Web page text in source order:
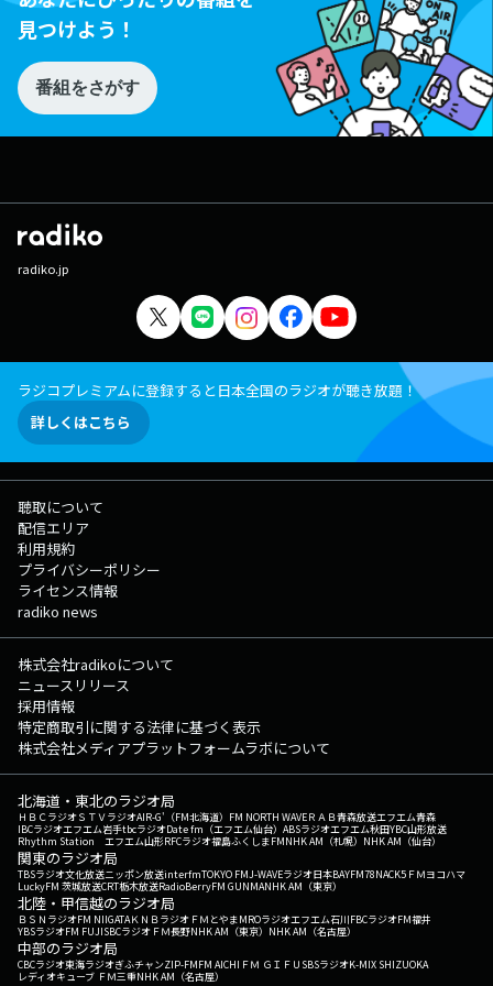
見つけよう！
番組をさがす
radiko.jp
ラジコプレミアムに登録すると日本全国のラジオが聴き放題！
詳しくはこちら
聴取について
配信エリア
利用規約
プライバシーポリシー
ライセンス情報
radiko news
株式会社radikoについて
ニュースリリース
採用情報
特定商取引に関する法律に基づく表示
株式会社メディアプラットフォームラボについて
北海道・東北のラジオ局
ＨＢＣラジオＳＴＶラジオAIR-G'（FM北海道） FM NORTH WAVEＲＡＢ青森放送エフエム青森
IBCラジオエフエム岩手tbcラジオDate fm（エフエム仙台） ABSラジオエフエム秋田YBC山形放送
Rhythm Station エフエム山形RFCラジオ福島ふくしまFMNHK AM（札幌） NHK AM（仙台）
関東のラジオ局
TBSラジオ文化放送ニッポン放送interfmTOKYO FMJ-WAVEラジオ日本BAYFM78NACK5 ＦＭヨコハマ
LuckyFM 茨城放送CRT栃木放送RadioBerryFM GUNMANHK AM（東京）
北陸・甲信越のラジオ局
ＢＳＮラジオFM NIIGATAＫＮＢラジオ ＦＭとやまMROラジオエフエム石川FBCラジオFM福井
YBSラジオFM FUJISBCラジオ ＦＭ長野NHK AM（東京） NHK AM（名古屋）
中部のラジオ局
CBCラジオ東海ラジオぎふチャンZIP-FMFM AICHI ＦＭ ＧＩＦＵ SBSラジオK-MIX SHIZUOKA
レディオキューブ ＦＭ三重NHK AM（名古屋）